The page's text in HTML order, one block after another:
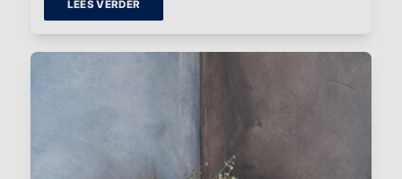
LEES VERDER